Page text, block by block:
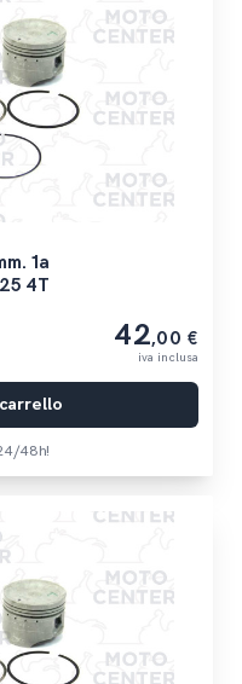
1a
4T
42,00 €
iva inclusa
48h!